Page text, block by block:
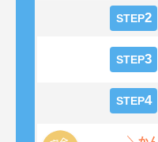
STEP2
STEP3
STEP4